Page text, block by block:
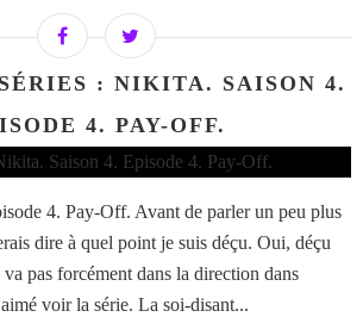
: NIKITA. SAISON 4.
4. PAY-OFF.
4. Pay-Off. Avant de parler un peu plus
dire à quel point je suis déçu. Oui, déçu
pas forcément dans la direction dans
voir la série. La soi-disant...